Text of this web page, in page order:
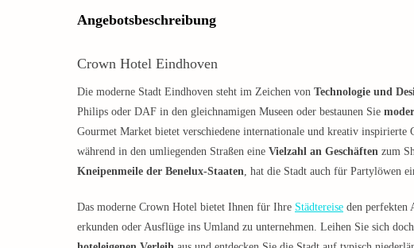
Angebotsbeschreibung
Crown Hotel Eindhoven
Die moderne Stadt Eindhoven steht im Zeichen von Technologie und
Philips oder DAF in den gleichnamigen Museen oder bestaunen Sie
Gourmet Market bietet verschiedene internationale und kreativ inspirierte
während in den umliegenden Straßen eine Vielzahl an Geschäften zum
Kneipenmeile der Benelux-Staaten , hat die Stadt auch für Partylöwen
Das moderne Crown Hotel bietet Ihnen für Ihre Städtereise den perfekten
erkunden oder Ausflüge ins Umland zu unternehmen. Leihen Sie sich